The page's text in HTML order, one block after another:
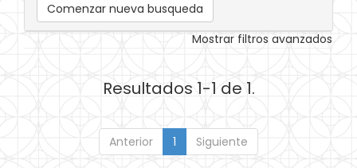
Comenzar nueva busqueda
Mostrar filtros avanzados
Resultados 1-1 de 1.
Anterior 1 Siguiente